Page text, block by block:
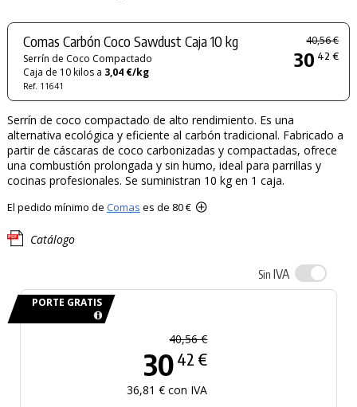
Comas Carbón Coco Sawdust Caja 10 kg
Serrín de Coco Compactado
Caja de 10 kilos a 3,04 €/kg
Ref. 11641
40,56 €
30 42 €
Serrín de coco compactado de alto rendimiento. Es una
alternativa ecológica y eficiente al carbón tradicional. Fabricado a
partir de cáscaras de coco carbonizadas y compactadas, ofrece
una combustión prolongada y sin humo, ideal para parrillas y
cocinas profesionales. Se suministran 10 kg en 1 caja.
El pedido mínimo de Comas es de 80 €
Catálogo
Sin IVA
PORTE GRATIS
40,56 €
30 42 €
36,81 € con IVA